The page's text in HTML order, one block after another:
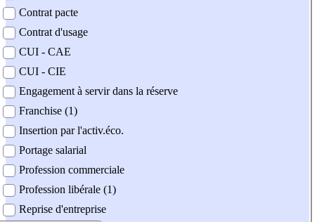
Contrat pacte
Contrat d'usage
CUI - CAE
CUI - CIE
Engagement à servir dans la réserve
Franchise (1)
Insertion par l'activ.éco.
Portage salarial
Profession commerciale
Profession libérale (1)
Reprise d'entreprise